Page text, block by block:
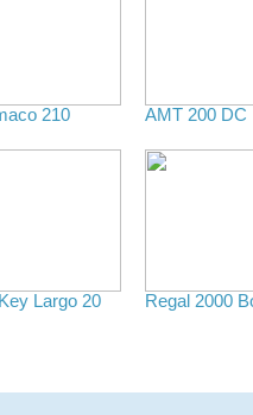
210 AMT 200 DC
Largo 20 Regal 2000